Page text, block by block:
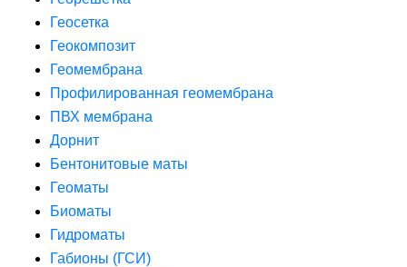
Геосетка
Геокомпозит
Геомембрана
Профилированная геомембрана
ПВХ мембрана
Дорнит
Бентонитовые маты
Геоматы
Биоматы
Гидроматы
Габионы (ГСИ)